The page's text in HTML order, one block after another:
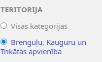
TERITORIJA
Visas kategorijas
Brenguļu, Kauguru un
Trikātas apvienība